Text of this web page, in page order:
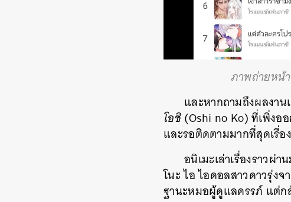
ภาพถ่ายหน้
และหากถามถึงผลงา
โอชิ(Oshi no Ko) ที่เพิ่งอ
และรอติดตามมากที่สุดเรื่อ
อนิเมะเล่าเรื่องราว
โนะ ไอ ไอดอลสาวดาวรุ่ง
ฐานะหมอผู้ดูแลครรภ์ แต่ก